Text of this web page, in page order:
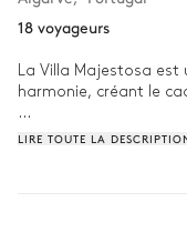
18 voyageurs
La Villa Majestosa
harmonie, créant le
Réveillez-vous et
LIRE TOUTE LA